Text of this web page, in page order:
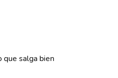
que salga bien